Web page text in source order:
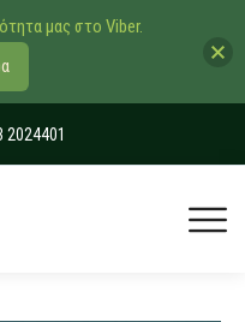
2024401
μας στο Viber.